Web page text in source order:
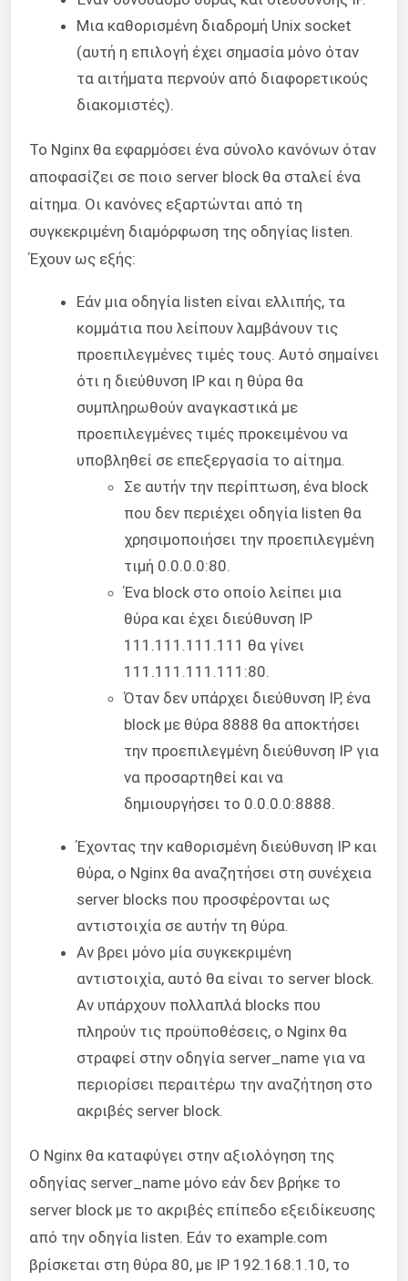
Μια καθορισμένη διαδρομή Unix socket
(αυτή η επιλογή έχει σημασία μόνο όταν
τα αιτήματα περνούν από διαφορετικούς
διακομιστές).
Το Nginx θα εφαρμόσει ένα σύνολο κανόνων όταν
αποφασίζει σε ποιο server block θα σταλεί ένα
αίτημα. Οι κανόνες εξαρτώνται από τη
συγκεκριμένη διαμόρφωση της οδηγίας listen.
Έχουν ως εξής:
Εάν μια οδηγία listen είναι ελλιπής, τα
κομμάτια που λείπουν λαμβάνουν τις
προεπιλεγμένες τιμές τους. Αυτό σημαίνει
ότι η διεύθυνση IP και η θύρα θα
συμπληρωθούν αναγκαστικά με
προεπιλεγμένες τιμές προκειμένου να
υποβληθεί σε επεξεργασία το αίτημα.
Σε αυτήν την περίπτωση, ένα block
που δεν περιέχει οδηγία listen θα
χρησιμοποιήσει την προεπιλεγμένη
τιμή 0.0.0.0:80.
Ένα block στο οποίο λείπει μια
θύρα και έχει διεύθυνση IP
111.111.111.111 θα γίνει
111.111.111.111:80.
Όταν δεν υπάρχει διεύθυνση IP, ένα
block με θύρα 8888 θα αποκτήσει
την προεπιλεγμένη διεύθυνση IP για
να προσαρτηθεί και να
δημιουργήσει το 0.0.0.0:8888.
Έχοντας την καθορισμένη διεύθυνση IP και
θύρα, ο Nginx θα αναζητήσει στη συνέχεια
server blocks που προσφέρονται ως
αντιστοιχία σε αυτήν τη θύρα.
Αν βρει μόνο μία συγκεκριμένη
αντιστοιχία, αυτό θα είναι το server block.
Αν υπάρχουν πολλαπλά blocks που
πληρούν τις προϋποθέσεις, ο Nginx θα
στραφεί στην οδηγία server_name για να
περιορίσει περαιτέρω την αναζήτηση στο
ακριβές server block.
Ο Nginx θα καταφύγει στην αξιολόγηση της
οδηγίας server_name μόνο εάν δεν βρήκε το
server block με το ακριβές επίπεδο εξειδίκευσης
από την οδηγία listen. Εάν το example.com
βρίσκεται στη θύρα 80, με IP 192.168.1.10, το